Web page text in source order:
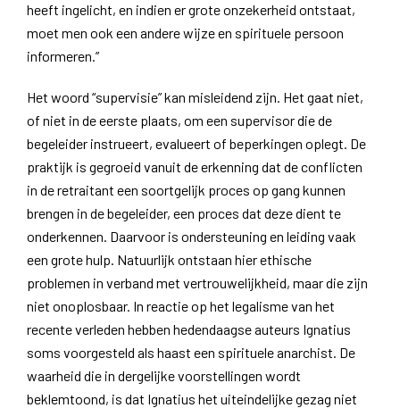
heeft ingelicht, en indien er grote onzekerheid ontstaat,
moet men ook een andere wijze en spirituele persoon
informeren.”
Het woord “supervisie” kan misleidend zijn. Het gaat niet,
of niet in de eerste plaats, om een supervisor die de
begeleider instrueert, evalueert of beperkingen oplegt. De
praktijk is gegroeid vanuit de erkenning dat de conflicten
in de retraitant een soortgelijk proces op gang kunnen
brengen in de begeleider, een proces dat deze dient te
onderkennen. Daarvoor is ondersteuning en leiding vaak
een grote hulp. Natuurlijk ontstaan hier ethische
problemen in verband met vertrouwelijkheid, maar die zijn
niet onoplosbaar. In reactie op het legalisme van het
recente verleden hebben hedendaagse auteurs Ignatius
soms voorgesteld als haast een spirituele anarchist. De
waarheid die in dergelijke voorstellingen wordt
beklemtoond, is dat Ignatius het uiteindelijke gezag niet